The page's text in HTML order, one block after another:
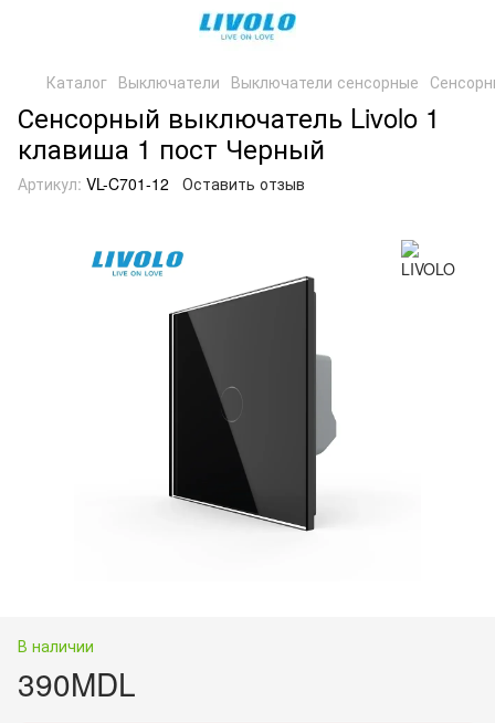
Каталог Выключатели Выключатели сенсорные
Сенсорный выключатель Livolo 1
клавиша 1 пост Черный
Артикул: VL-C701-12 Оставить отзыв
В наличии
390MDL